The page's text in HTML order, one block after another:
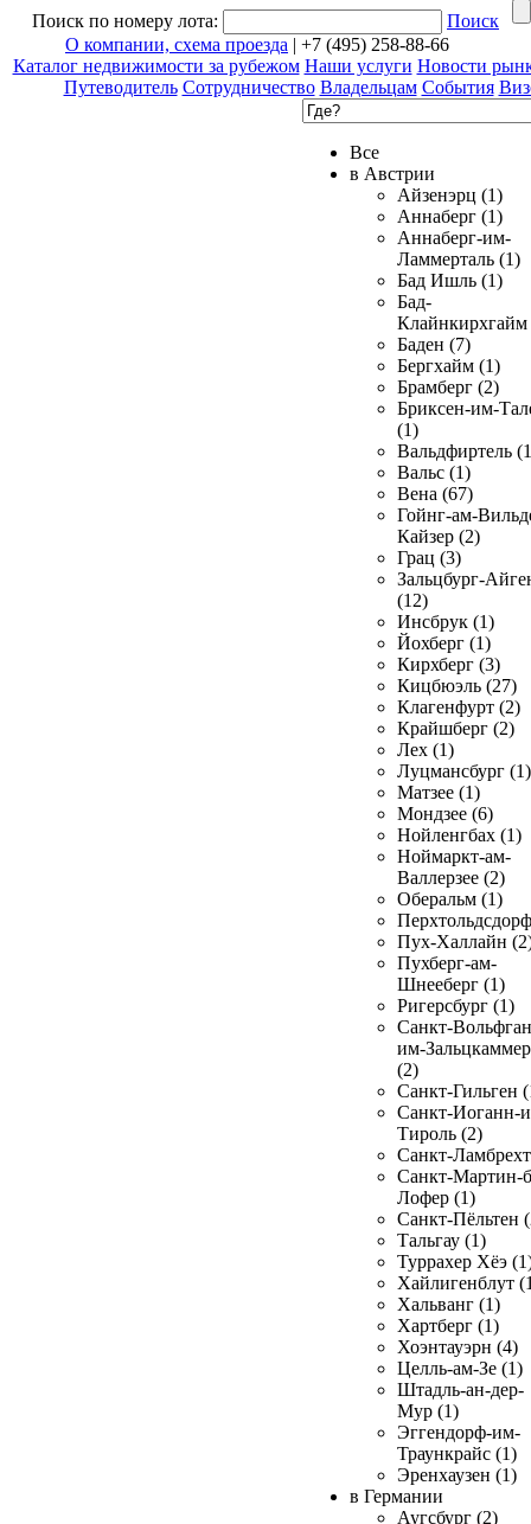
Поиск по номеру лота:
Поиск
О компании, схема проезда | +7 (495) 258-88-66
Каталог недвижимости за рубежом Наши услуги Новости
Путеводитель Сотрудничество Владельцам События
Все
в Австрии
Айзенэрц (1)
Аннаберг (1)
Аннаберг-им-
Ламмерталь (1)
Бад Ишль (1)
Бад-
Клайнкирхгайм
Баден (7)
Бергхайм (1)
Брамберг (2)
Бриксен-им-
(1)
Вальдфиртель
Вальс (1)
Вена (67)
Гойнг-ам-
Кайзер (2)
Грац (3)
Зальцбург-
(12)
Инсбрук (1)
Йохберг (1)
Кирхберг (3)
Кицбюэль (27)
Клагенфурт (2)
Крайшберг (2)
Лех (1)
Луцмансбург (1)
Матзее (1)
Мондзее (6)
Нойленгбах (1)
Ноймаркт-ам-
Валлерзее (2)
Оберальм (1)
Пух-Халлайн
Пухберг-ам-
Шнееберг (1)
Ригерсбург (1)
Санкт-
им-
(2)
Санкт-Гильген
Санкт-Иоганн-
Тироль (2)
Санкт-
Санкт-Мартин-
Лофер (1)
Санкт-Пёльтен
Тальгау (1)
Туррахер Хёэ
Хайлигенблут
Хальванг (1)
Хартберг (1)
Хоэнтауэрн (4)
Целль-ам-Зе (1)
Штадль-ан-дер-
Мур (1)
Эггендорф-им-
Траункрайс (1)
Эренхаузен (1)
в Германии
Аугсбург (2)